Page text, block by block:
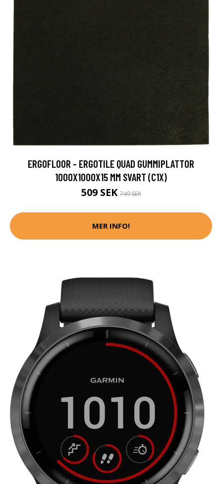
ERGOFLOOR - ERGOTILE QUAD GUMMIPLATTOR
1000X1000X15 MM SVART (C1X)
509 SEK749 SEK
MER INFO!